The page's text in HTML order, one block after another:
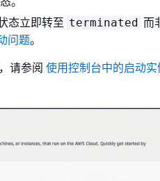
态立即转至 terminated 而
问题。
请参阅 使用控制台中的启动实